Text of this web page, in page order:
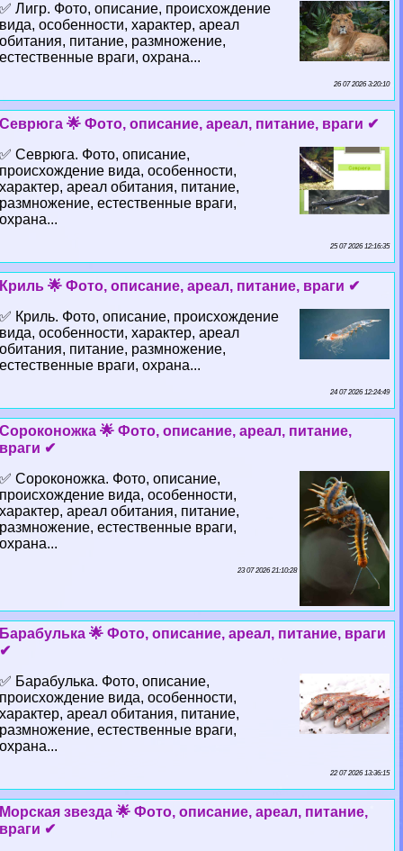
✅ Лигр. Фото, описание, происхождение
вида, особенности, хаpaктер, ареал
обитания, питание, размножение,
естественные враги, охрана...
26 07 2026 3:20:10
Севрюга 🌟 Фото, описание, ареал, питание, враги ✔
✅ Севрюга. Фото, описание,
происхождение вида, особенности,
хаpaктер, ареал обитания, питание,
размножение, естественные враги,
охрана...
25 07 2026 12:16:35
Криль 🌟 Фото, описание, ареал, питание, враги ✔
✅ Криль. Фото, описание, происхождение
вида, особенности, хаpaктер, ареал
обитания, питание, размножение,
естественные враги, охрана...
24 07 2026 12:24:49
Сороконожка 🌟 Фото, описание, ареал, питание,
враги ✔
✅ Сороконожка. Фото, описание,
происхождение вида, особенности,
хаpaктер, ареал обитания, питание,
размножение, естественные враги,
охрана...
23 07 2026 21:10:28
Баpaбулька 🌟 Фото, описание, ареал, питание, враги
✔
✅ Баpaбулька. Фото, описание,
происхождение вида, особенности,
хаpaктер, ареал обитания, питание,
размножение, естественные враги,
охрана...
22 07 2026 13:36:15
Морская звезда 🌟 Фото, описание, ареал, питание,
враги ✔